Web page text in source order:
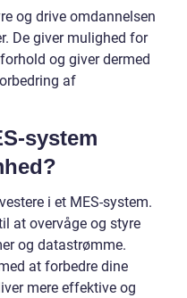
og drive omdannelsen
De giver mulighed for
og giver dermed
af
system
i et MES-system.
at overvåge og styre
og datastrømme.
at forbedre dine
mere effektive og